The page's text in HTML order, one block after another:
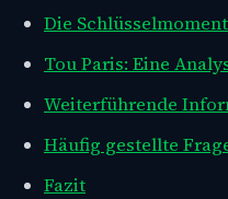
Die
Tou Paris: Eine
Weiterführende
Häufig gestellte
Fazit